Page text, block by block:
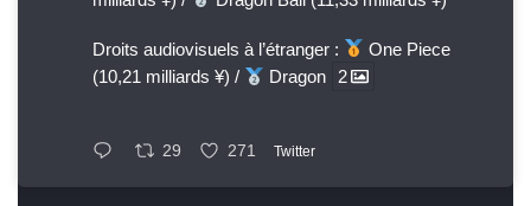
Droits audiovisuels à l’étranger :
One Piece
(10,21 milliards ¥) /
Dragon 2
29 271 Twitter